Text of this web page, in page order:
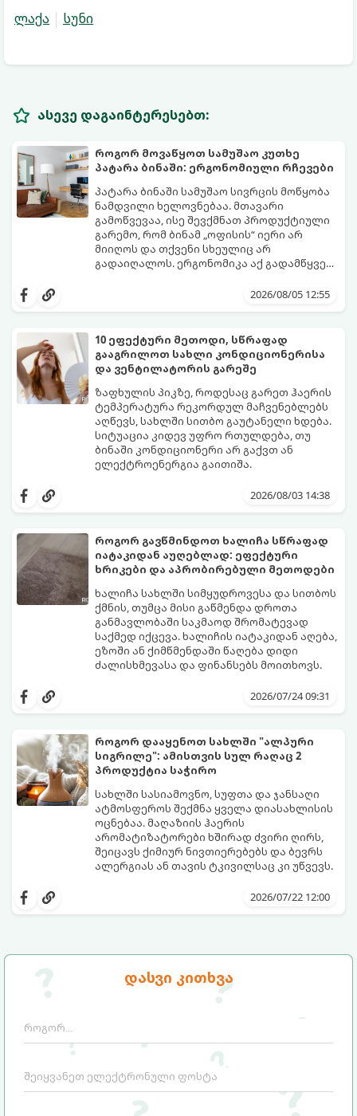
დასვი კითხვა
ლაქა
სუნი
ასევე დაგაინტერესებთ:
როგორ მოვაწყოთ სამუშაო კუთხე
პატარა ბინაში: ერგონომიული რჩევები
პატარა ბინაში სამუშაო სივრცის მოწყობა
ნამდვილი ხელოვნებაა. მთავარი
გამოწვევაა, ისე შევქმნათ პროდუქტიული
გარემო, რომ ბინამ „ოფისის“ იერი არ
მიიღოს და თქვენი სხეულიც არ
გადაიღალოს. ერგონომიკა აქ გადამწყვეტ
2026/08/05 12:55
10 ეფექტური მეთოდი, სწრაფად
გააგრილოთ სახლი კონდიციონერისა
და ვენტილატორის გარეშე
ზაფხულის პიკზე, როდესაც გარეთ ჰაერის
ტემპერატურა რეკორდულ მაჩვენებლებს
აღწევს, სახლში სითბო გაუტანელი ხდება.
სიტუაცია კიდევ უფრო რთულდება, თუ
ბინაში კონდიციონერი არ გაქვთ ან
ელექტროენერგია გაითიშა.
კანონები და გამოცდილი ყოფითი ხრიკები,
სასიამოვნო სიგრილე სპეციალური
ტექნიკის გარეშეც.
გთავაზობთ 10 საუკეთესო და
ხელმისაწვდომ მეთოდს:
2026/08/03 14:38
როგორ გავწმინდოთ ხალიჩა სწრაფად
იატაკიდან აუღებლად: ეფექტური
ხრიკები და აპრობირებული მეთოდები
ხალიჩა სახლში სიმყუდროვესა და სითბოს
ქმნის, თუმცა მისი გაწმენდა დროთა
განმავლობაში საკმაოდ შრომატევად
საქმედ იქცევა. ხალიჩის იატაკიდან აღება,
ეზოში ან ქიმწმენდაში წაღება დიდი
ძალისხმევასა და ფინანსებს მოითხოვს.
ეფექტური, ბიუჯეტური და აპრობირებული
ლაქების ამოყვანასა და პირვანდელი
სიახლის დაბრუნებას.
2026/07/24 09:31
როგორ დააყენოთ სახლში "ალპური
სიგრილე": ამისთვის სულ რაღაც 2
პროდუქტია საჭირო
სახლში სასიამოვნო, სუფთა და ჯანსაღი
ატმოსფეროს შექმნა ყველა დიასახლისის
ოცნებაა. მაღაზიის ჰაერის
არომატიზატორები ხშირად ძვირი ღირს,
შეიცავს ქიმიურ ნივთიერებებს და ბევრს
ალერგიას ან თავის ტკივილსაც კი უწვევს.
სიგრილისა“ და სიახლის ეფექტის მიღწევა
ინგრედიენტი დაგჭირდებათ, რომლებიც
2026/07/22 12:00